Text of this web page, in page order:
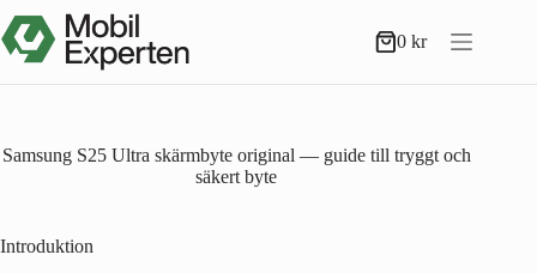
till
innehåll
Varukorg
0kr
Samsung S25 Ultra skärmbyte original — guide till tryggt och
säkert byte
Introduktion